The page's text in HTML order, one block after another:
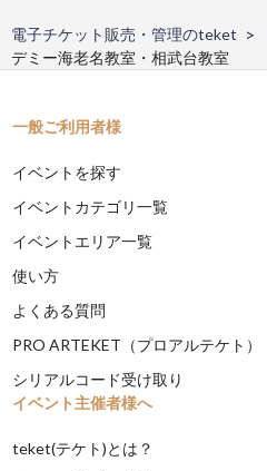
電子チケット販売・管理のteket
デミー海老名教室・相武台教室
一般ご利用者様
イベントを探す
イベントカテゴリ一覧
イベントエリア一覧
使い方
よくある質問
PRO ARTEKET（プロアルテケト）
シリアルコード受け取り
イベント主催者様へ
teket(テケト)とは？